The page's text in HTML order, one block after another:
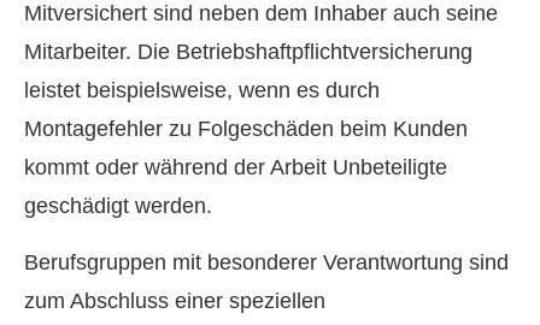
Mitversichert sind neben dem Inhaber auch seine
Mitarbeiter. Die Betriebshaftpflichtversicherung
leistet beispielsweise, wenn es durch
Montagefehler zu Folgeschäden beim Kunden
kommt oder während der Arbeit Unbeteiligte
geschädigt werden.
Berufsgruppen mit besonderer Verantwortung sind
zum Abschluss einer speziellen